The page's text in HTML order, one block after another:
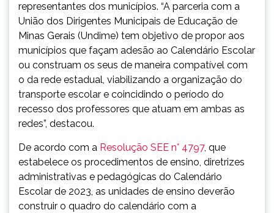
representantes dos municípios. “A parceria com a
União dos Dirigentes Municipais de Educação de
Minas Gerais (Undime) tem objetivo de propor aos
municípios que façam adesão ao Calendário Escolar
ou construam os seus de maneira compatível com
o da rede estadual, viabilizando a organização do
transporte escolar e coincidindo o período do
recesso dos professores que atuam em ambas as
redes”, destacou.
De acordo com a Resolução SEE n° 4797, que
estabelece os procedimentos de ensino, diretrizes
administrativas e pedagógicas do Calendário
Escolar de 2023, as unidades de ensino deverão
construir o quadro do calendário com a